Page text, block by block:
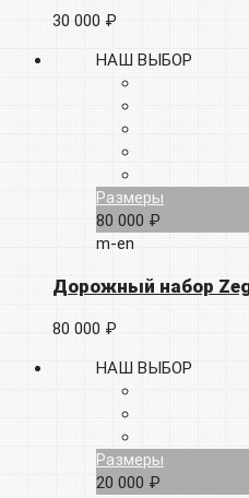
30 000 ₽
НАШ ВЫБОР
Размеры
80 000 ₽
m-en
Дорожный набор
80 000 ₽
НАШ ВЫБОР
Размеры
20 000 ₽